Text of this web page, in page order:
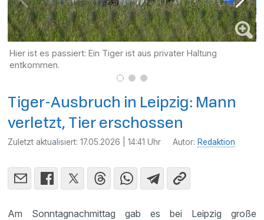
Hier ist es passiert: Ein Tiger ist aus privater Haltung
entkommen.
Tiger-Ausbruch in Leipzig: Mann
verletzt, Tier erschossen
Zuletzt aktualisiert:17.05.2026 | 14:41 Uhr Autor: Redaktion
Am Sonntagnachmittag gab es bei Leipzig große